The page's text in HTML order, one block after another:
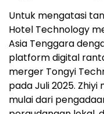
Untuk mengatasi
Hotel Technology
Asia Tenggara
platform digital
merger Tongyi
pada Juli 2025.
mulai dari